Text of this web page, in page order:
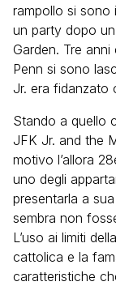
rampollo si sono
un party dopo
Garden. Tre
Penn si sono
Jr. era fidanzato
Stando a quello
JFK Jr. and the
motivo l’allora
uno degli
presentarla a
sembra non
L’uso ai limiti
cattolica e la
caratteristiche